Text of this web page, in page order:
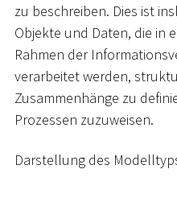
zu beschreiben. Dies ist
Objekte und Daten, die in
Rahmen der
verarbeitet werden,
Zusammenhänge zu
Prozessen zuzuweisen.
Darstellung des